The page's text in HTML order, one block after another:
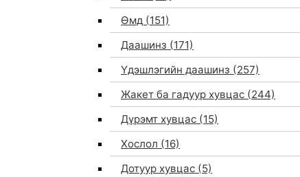
Өмд (151)
Даашинз (171)
Үдэшлэгийн даашинз (257)
Жакет ба гадуур хувцас (244)
Дүрэмт хувцас (15)
Хослол (16)
Дотуур хувцас (5)